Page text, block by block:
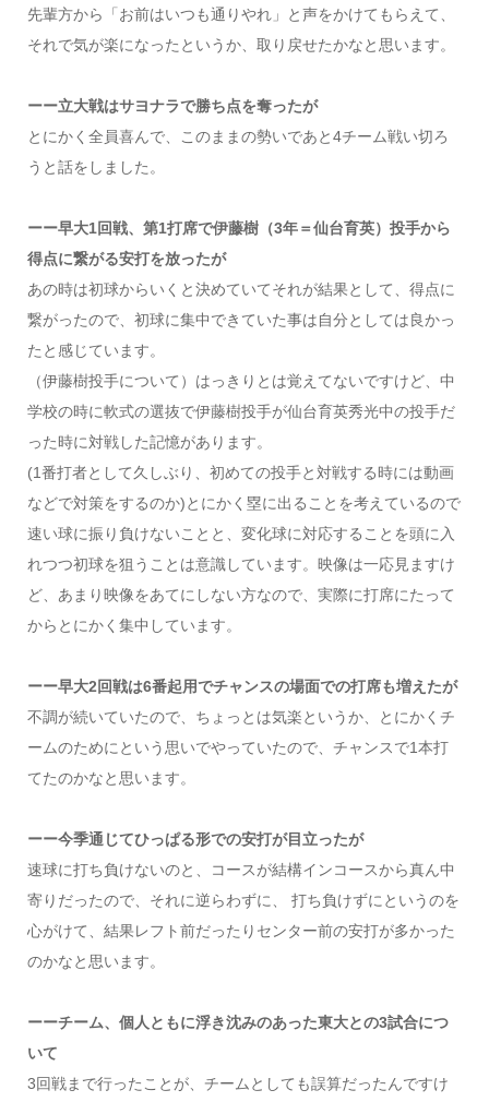
先輩方から「お前はいつも通りやれ」と声をかけてもらえて、
それで気が楽になったというか、取り戻せたかなと思います。
ーー立大戦はサヨナラで勝ち点を奪ったが
とにかく全員喜んで、このままの勢いであと4チーム戦い切ろ
うと話をしました。
ーー早大1回戦、第1打席で伊藤樹（3年＝仙台育英）投手から
得点に繋がる安打を放ったが
あの時は初球からいくと決めていてそれが結果として、得点に
繋がったので、初球に集中できていた事は自分としては良かっ
たと感じています。
（伊藤樹投手について）はっきりとは覚えてないですけど、中
学校の時に軟式の選抜で伊藤樹投手が仙台育英秀光中の投手だ
った時に対戦した記憶があります。
(1番打者として久しぶり、初めての投手と対戦する時には動画
などで対策をするのか)とにかく塁に出ることを考えているので
速い球に振り負けないことと、変化球に対応することを頭に入
れつつ初球を狙うことは意識しています。映像は一応見ますけ
ど、あまり映像をあてにしない方なので、実際に打席にたって
からとにかく集中しています。
ーー早大2回戦は6番起用でチャンスの場面での打席も増えたが
不調が続いていたので、ちょっとは気楽というか、とにかくチ
ームのためにという思いでやっていたので、チャンスで1本打
てたのかなと思います。
ーー今季通じてひっぱる形での安打が目立ったが
速球に打ち負けないのと、コースが結構インコースから真ん中
寄りだったので、それに逆らわずに、 打ち負けずにというのを
心がけて、結果レフト前だったりセンター前の安打が多かった
のかなと思います。
ーーチーム、個人ともに浮き沈みのあった東大との3試合につ
いて
3回戦まで行ったことが、チームとしても誤算だったんですけ